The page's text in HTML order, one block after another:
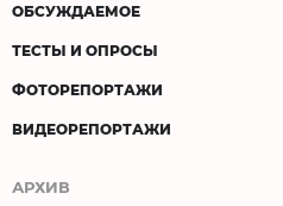
ОБСУЖДАЕМОЕ
ТЕСТЫ И ОПРОСЫ
ФОТОРЕПОРТАЖИ
ВИДЕОРЕПОРТАЖИ
АРХИВ